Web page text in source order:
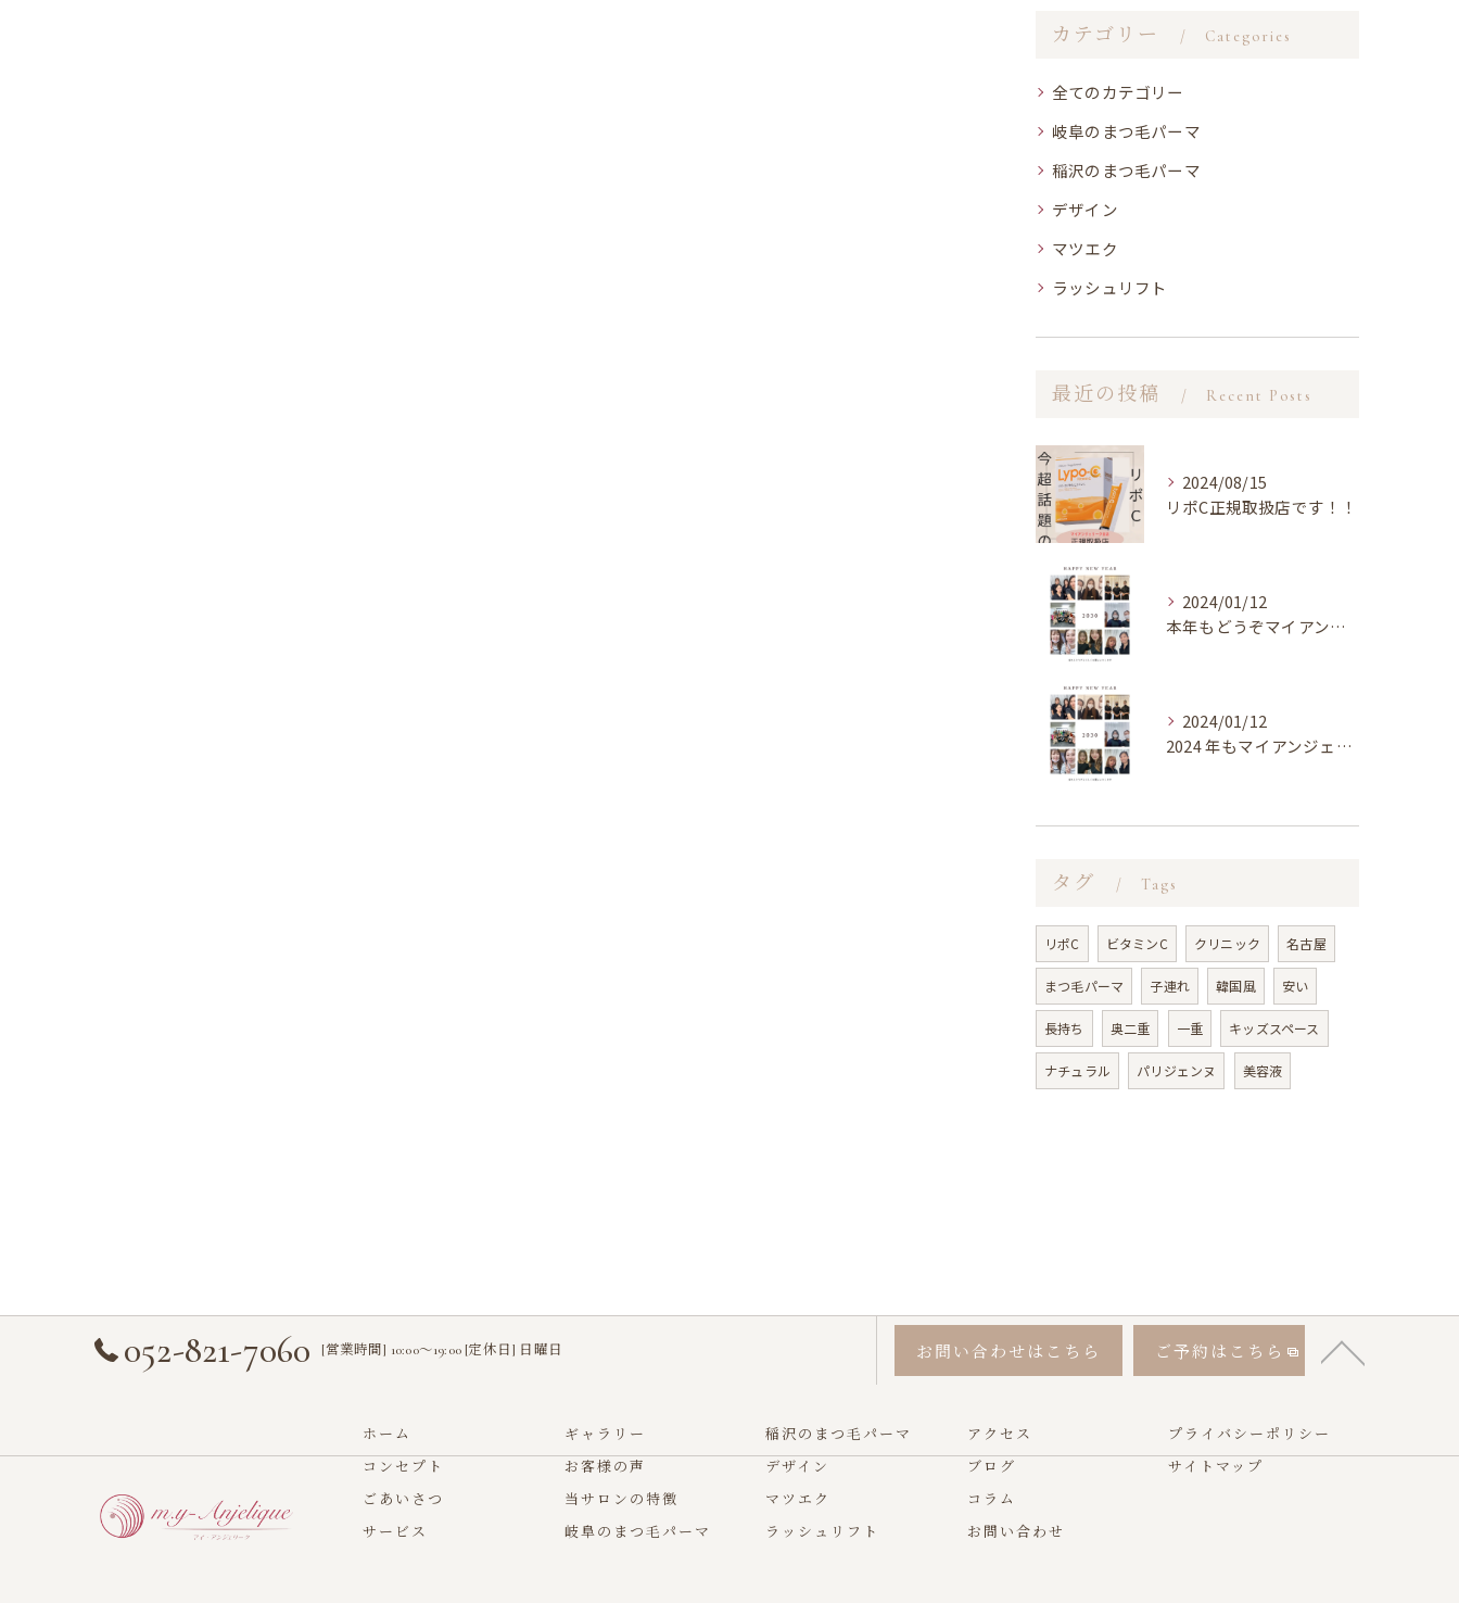
カテゴリー Categories
全てのカテゴリー
岐阜のまつ毛パーマ
稲沢のまつ毛パーマ
デザイン
マツエク
ラッシュリフト
最近の投稿 Recent Posts
2024/08/15
リポC正規取扱店です！！
2024/01/12
本年もどうぞマイアンジェリーク岐阜店を宜しくお願い致します★
2024/01/12
2024 年もマイアンジェリーク竜美店を宜しくお願い致します...
タグ Tags
リポC ビタミンC クリニック 名古屋
まつ毛パーマ 子連れ 韓国風 安い
長持ち 奥二重 一重 キッズスペース
ナチュラル パリジェンヌ 美容液
052-821-7060 [営業時間] 10:00〜19:00 [定休日] 日曜日 お問い合わせはこちら ご予約はこちら
ホーム
コンセプト
ごあいさつ
サービス
ギャラリー
お客様の声
当サロンの特徴
岐阜のまつ毛パーマ
稲沢のまつ毛パーマ
デザイン
マツエク
ラッシュリフト
アクセス
ブログ
コラム
お問い合わせ
プライバシーポリシー
サイトマップ